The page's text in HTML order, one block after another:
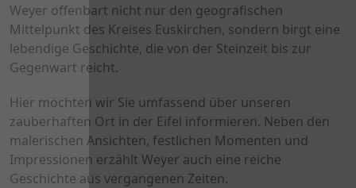
Weyer offenbart nicht nur den geografischen
Mittelpunkt des Kreises Euskirchen, sondern birgt eine
lebendige Geschichte, die von der Steinzeit bis zur
Gegenwart reicht.
Hier möchten wir Sie umfassend über unseren
zauberhaften Ort in der Eifel informieren. Neben den
malerischen Ansichten, festlichen Momenten und
Impressionen erzählt Weyer auch eine reiche
Geschichte aus vergangenen Zeiten.